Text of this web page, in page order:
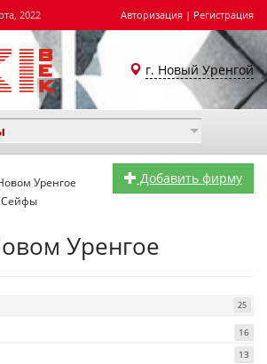
2022 Авторизация | Регистрация
г. Новый Уренгой
Добавить фирму
Уренгое
Сейфы
Уренгое
25
16
13